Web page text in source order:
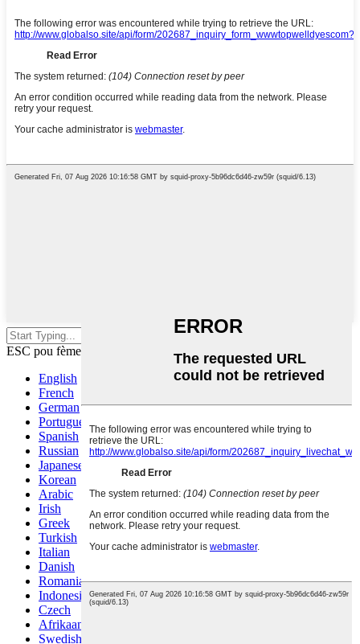
Peze Antre pou chèche oubyen
ESC pou fèmen
English
French
German
Portuguese
Spanish
Russian
Japanese
Korean
Arabic
Irish
Greek
Turkish
Italian
Danish
Romanian
Indonesian
Czech
Afrikaans
Swedish